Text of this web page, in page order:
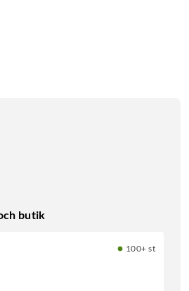
butik
100+ st